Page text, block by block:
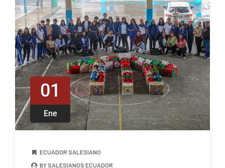
01
Ene
ECUADOR SALESIANO
BY SALESIANOS ECUADOR